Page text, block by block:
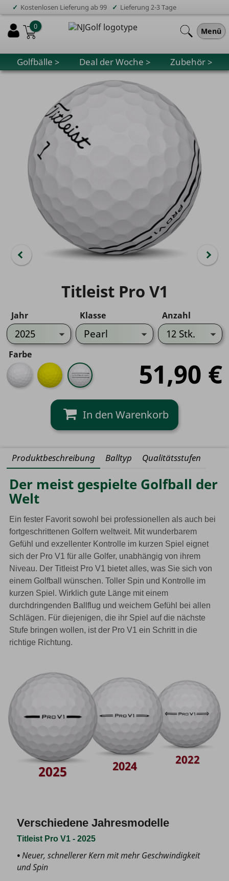
✓ Kostenlosen Lieferung ab 99 ✓ Lieferung 2-3 Tage
Menü
0
Golfbälle > Deal der Woche > Zubehör >
Titleist Pro V1
Jahr Klasse Anzahl
Farbe
Weiß Gelb
Align
V1
51,90 €
Produktbeschreibung Balltyp Qualitätsstufen
Der meist gespielte Golfball der
Welt
Ein fester Favorit sowohl bei professionellen als auch bei
fortgeschrittenen Golfern weltweit. Mit wunderbarem
Gefühl und exzellenter Kontrolle im kurzen Spiel eignet
sich der Pro V1 für alle Golfer, unabhängig von ihrem
Niveau. Der Titleist Pro V1 bietet alles, was Sie sich von
einem Golfball wünschen. Toller Spin und Kontrolle im
kurzen Spiel. Wirklich gute Länge mit einem
durchdringenden Ballflug und weichem Gefühl bei allen
Schlägen. Für diejenigen, die ihr Spiel auf die nächste
Stufe bringen wollen, ist der Pro V1 ein Schritt in die
richtige Richtung.
2025 2024 2022
Verschiedene Jahresmodelle
Titleist Pro V1 - 2025
Neuer, schnellerer Kern mit mehr Geschwindigkeit
und Spin